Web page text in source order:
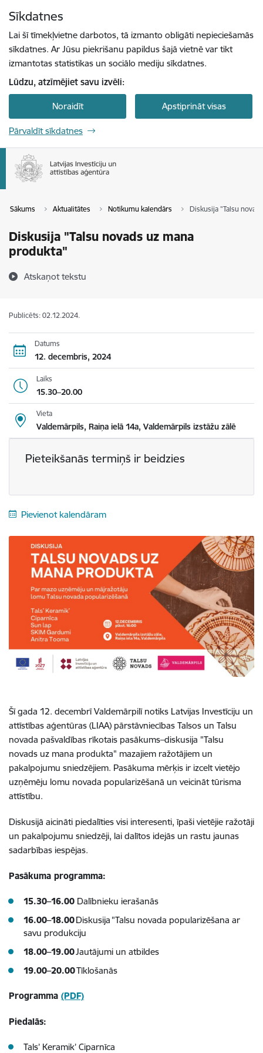
Sīkdatnes
Lai šī tīmekļvietne darbotos, tā izmanto obligāti nepieciešamās
sīkdatnes. Ar Jūsu piekrišanu papildus šajā vietnē var tikt
izmantotas statistikas un sociālo mediju sīkdatnes.
Lūdzu, atzīmējiet savu izvēli:
Noraidīt Apstiprināt visas
Pārvaldīt sīkdatnes
Sākums Aktualitātes Notikumu kalendārs Diskusija "Talsu
Diskusija "Talsu novads uz mana
produkta"
Atskaņot tekstu
Publicēts: 02.12.2024.
Datums
12. decembris, 2024
Laiks
15.30–20.00
Vieta
Valdemārpils, Raiņa ielā 14a, Valdemārpils izstāžu zālē
Pieteikšanās termiņš ir beidzies
Pievienot kalendāram
Šī gada 12. decembrī Valdemārpilī notiks Latvijas Investīciju un
attīstības aģentūras (LIAA) pārstāvniecības Talsos un Talsu
novada pašvaldības rīkotais pasākums–diskusija "Talsu
novads uz mana produkta" mazajiem ražotājiem un
pakalpojumu sniedzējiem. Pasākuma mērķis ir izcelt vietējo
uzņēmēju lomu novada popularizēšanā un veicināt tūrisma
attīstību.
Diskusijā aicināti piedalīties visi interesenti, īpaši vietējie ražotāji
un pakalpojumu sniedzēji, lai dalītos idejās un rastu jaunas
sadarbības iespējas.
Pasākuma programma:
15.30–16.00 Dalībnieku ierašanās
16.00–18.00Diskusija "Talsu novada popularizēšana ar
savu produkciju
18.00–19.00Jautājumi un atbildes
19.00–20.00Tīklošanās
Programma (PDF)
Piedalās:
Tals’ Keramik’ Ciparnīca